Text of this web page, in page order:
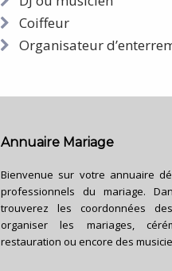
Coiffeur
Organisateur
Annuaire Mariage
Bienvenue sur votre annuaire
professionnels du mariage.
trouverez les coordonnées
organiser les mariages,
restauration ou encore des